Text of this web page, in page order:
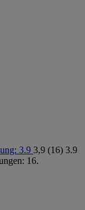
3.9 3,9 (16) 3.9
16.